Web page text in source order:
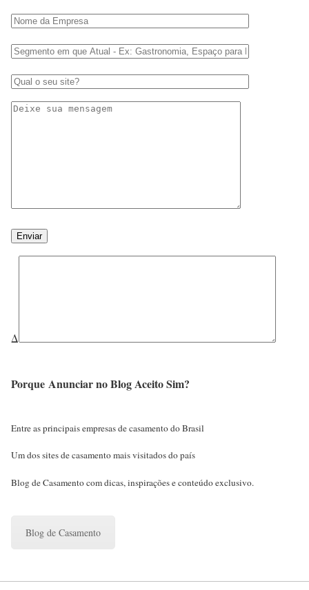
Δ
Porque Anunciar no Blog Aceito Sim?
Entre as principais empresas de casamento do Brasil
Um dos sites de casamento mais visitados do país
Blog de Casamento com dicas, inspirações e conteúdo exclusivo.
Blog de Casamento